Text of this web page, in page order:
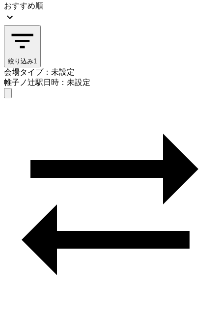
おすすめ順
絞り込み1
会場タイプ：未設定
帷子ノ辻駅日時：未設定